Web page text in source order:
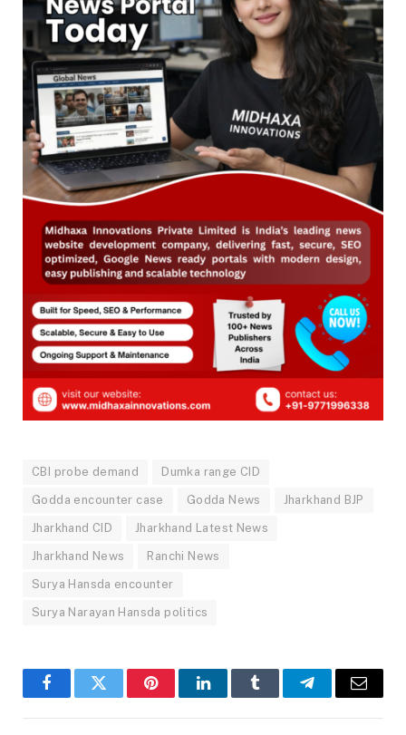
CBI probe demand Dumka range CID
Godda encounter case Godda News Jharkhand BJP
Jharkhand CID Jharkhand Latest News
Jharkhand News Ranchi News
Surya Hansda encounter
Surya Narayan Hansda politics
FacebookTwitter PinterestLinkedInTumblr TelegramEmail